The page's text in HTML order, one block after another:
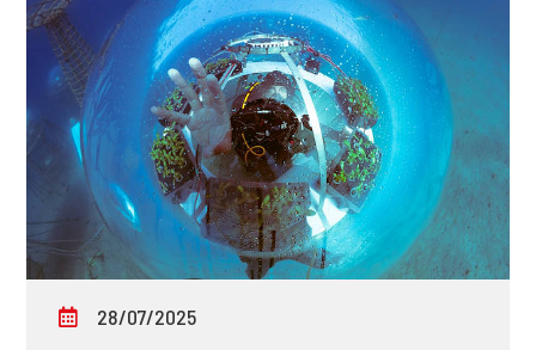
28/07/2025